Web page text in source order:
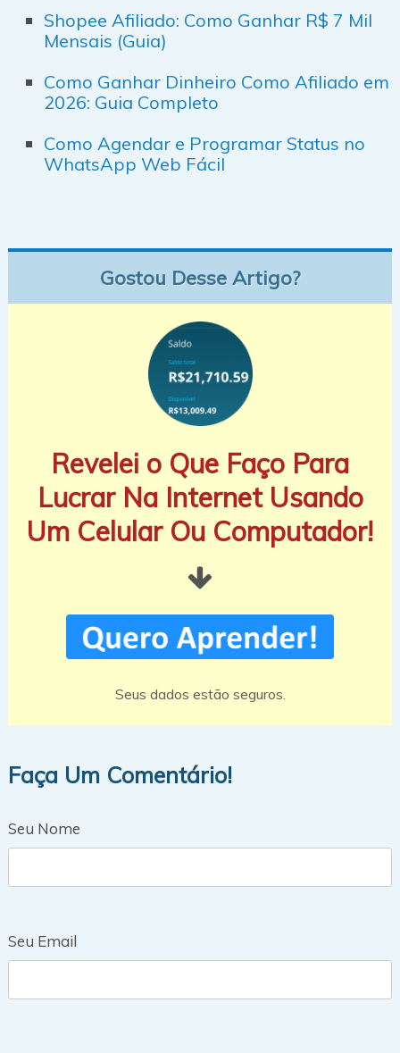
Shopee Afiliado: Como Ganhar R$ 7 Mil
Mensais (Guia)
Como Ganhar Dinheiro Como Afiliado em
2026: Guia Completo
Como Agendar e Programar Status no
WhatsApp Web Fácil
Gostou Desse Artigo?
Revelei o Que Faço Para
Lucrar Na Internet Usando
Um Celular Ou Computador!
Seus dados estão seguros.
Faça Um Comentário!
Seu Nome
Seu Email